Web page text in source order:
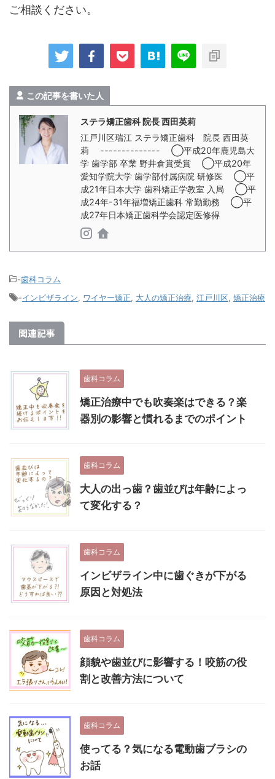
ご相談ください。
この記事を書いた人
ステラ矯正歯科 院長 西田英莉
江戸川区瑞江 ステラ矯正歯科 院長 西田英
莉 -------------- ◯平成20年鹿児島大
学 歯学部 卒業 野井倉賞受賞 ◯平成20年
愛知学院大学 歯学部付属病院 研修医 ◯平
成21年日本大学 歯科矯正学教室 入局 ◯平
成24年-31年福増矯正歯科 常勤勤務 ◯平
成27年日本矯正歯科学会認定医修得
-歯科コラム
-インビザライン ワイヤー矯正 大人の矯正治療 江戸川区 矯正治療
関連記事
歯科コラム
矯正治療中でも吹奏楽はできる？楽
器別の影響と慣れるまでのポイント
歯科コラム
大人の出っ歯？歯並びは年齢によっ
て変化する？
歯科コラム
インビザライン中に歯ぐきが下がる
原因と対処法
歯科コラム
顔貌や歯並びに影響する！咬筋の役
割と改善方法について
歯科コラム
使ってる？気になる電動歯ブラシの
お話